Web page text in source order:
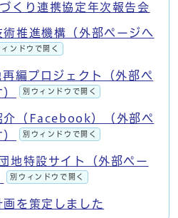
くり連携協定年次報告会
推進機構（外部ページへ
ィンドウで開く
編プロジェクト（外部ペ
別ウィンドウで開く
介（Facebook）（外部ペ
別ウィンドウで開く
地特設サイト（外部ペー
別ウィンドウで開く
を策定しました